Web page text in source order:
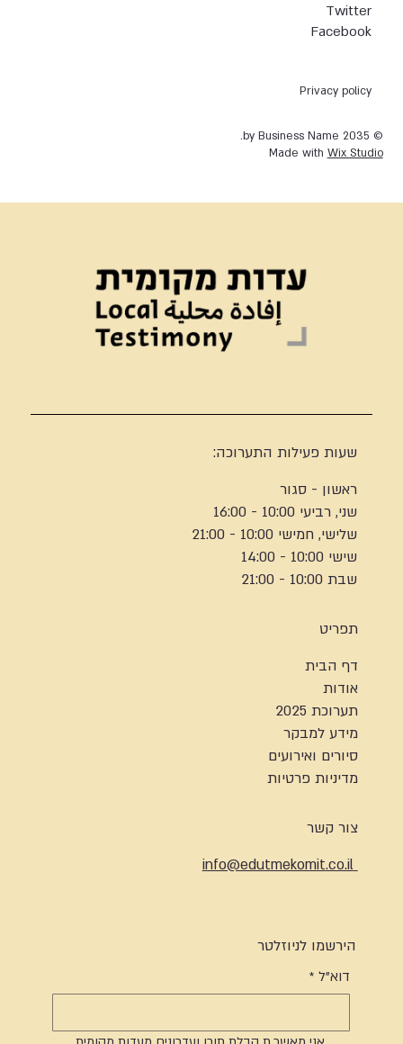
Privacy policy
© 2035 by Business Name.
Made with Wix Studio
Twitter
Facebook
שעות פעילות התערוכה:
ראשון - סגור
שני, רביעי 10:00 - 16:00
שלישי, חמישי 10:00 - 21:00
שישי 10:00 - 14:00
שבת 10:00 - 21:00
תפריט
דף הבית
אודות
תערוכת 2025
מידע למבקר
סיורים ואירועים
מדיניות פרטיות
צור קשר
info@edutmekomit.co.il
הירשמו לניוזלטר
דוא"ל *